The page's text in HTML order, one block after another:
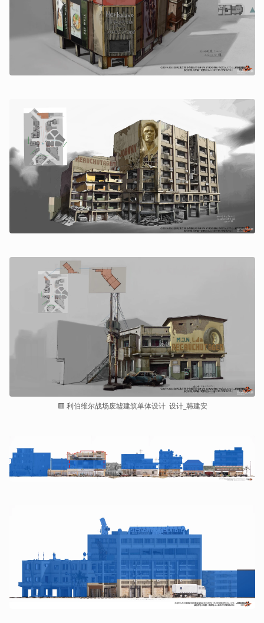
🟥 利伯维尔战场废墟建筑单体设计  设计_韩建安